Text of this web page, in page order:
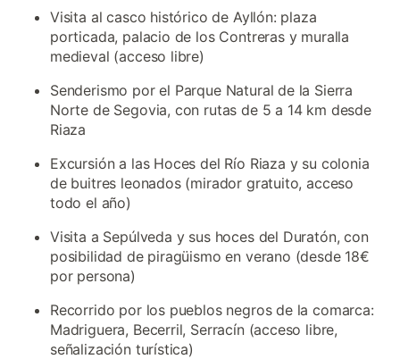
Visita al casco histórico de Ayllón: plaza
porticada, palacio de los Contreras y muralla
medieval (acceso libre)
Senderismo por el Parque Natural de la Sierra
Norte de Segovia, con rutas de 5 a 14 km desde
Riaza
Excursión a las Hoces del Río Riaza y su colonia
de buitres leonados (mirador gratuito, acceso
todo el año)
Visita a Sepúlveda y sus hoces del Duratón, con
posibilidad de piragüismo en verano (desde 18€
por persona)
Recorrido por los pueblos negros de la comarca:
Madriguera, Becerril, Serracín (acceso libre,
señalización turística)